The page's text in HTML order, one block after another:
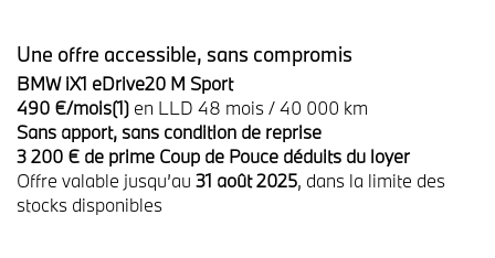
Une offre accessible, sans compromis
BMW iX1 eDrive20 M Sport
490 €/mois(1) en LLD 48 mois / 40 000 km
Sans apport, sans condition de reprise
3 200 € de prime Coup de Pouce déduits du loyer
Offre valable jusqu’au 31 août 2025, dans la limite des
stocks disponibles